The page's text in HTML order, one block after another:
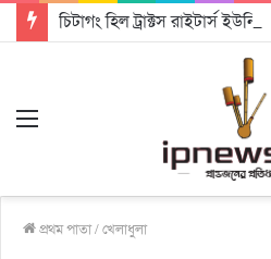
প্রথম পাতা/খেলাধুলা